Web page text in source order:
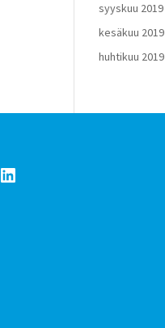
syyskuu 2019
kesäkuu 2019
huhtikuu 2019
LinkedIn